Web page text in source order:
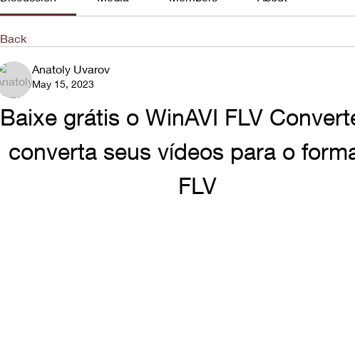
Back
Anatoly Uvarov
May 15, 2023
Baixe grátis o WinAVI FLV
converta seus vídeos para o
FLV